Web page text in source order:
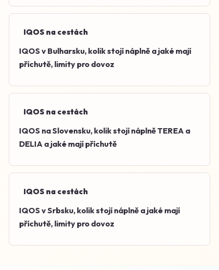
IQOS na cestách
IQOS v Bulharsku, kolik stojí náplně a jaké mají
příchutě, limity pro dovoz
IQOS na cestách
IQOS na Slovensku, kolik stojí náplně TEREA a
DELIA a jaké mají příchutě
IQOS na cestách
IQOS v Srbsku, kolik stojí náplně a jaké mají
příchutě, limity pro dovoz